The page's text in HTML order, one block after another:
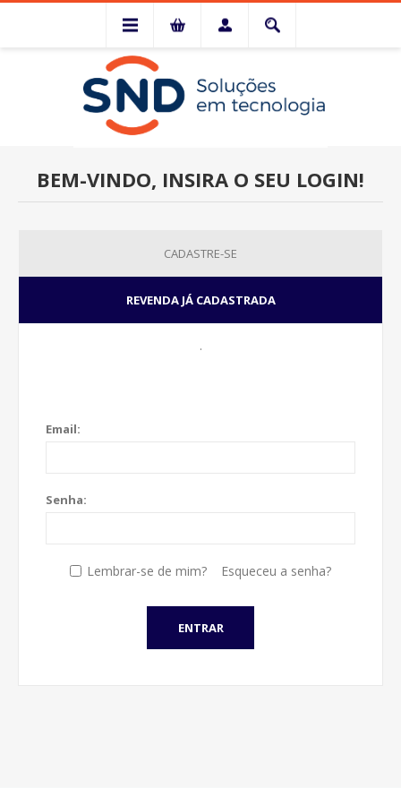
BEM-VINDO, INSIRA O SEU LOGIN!
CADASTRE-SE
.
REVENDA JÁ CADASTRADA
Email:
Senha:
Lembrar-se de mim? Esqueceu a senha?
ENTRAR